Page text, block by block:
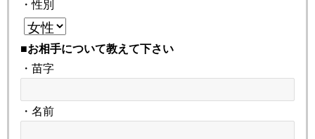
・性別
■お相手について教えて下さい
・苗字
・名前